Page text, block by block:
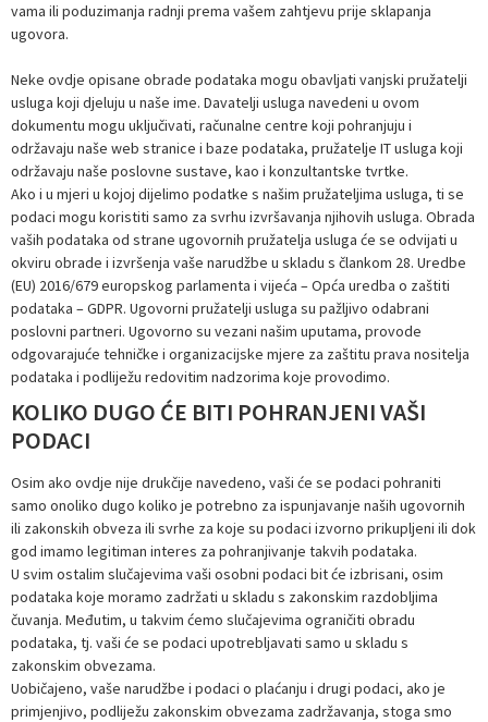
vama ili poduzimanja radnji prema vašem zahtjevu prije sklapanja
ugovora.
Neke ovdje opisane obrade podataka mogu obavljati vanjski pružatelji
usluga koji djeluju u naše ime. Davatelji usluga navedeni u ovom
dokumentu mogu uključivati, računalne centre koji pohranjuju i
održavaju naše web stranice i baze podataka, pružatelje IT usluga koji
održavaju naše poslovne sustave, kao i konzultantske tvrtke.
Ako i u mjeri u kojoj dijelimo podatke s našim pružateljima usluga, ti se
podaci mogu koristiti samo za svrhu izvršavanja njihovih usluga. Obrada
vaših podataka od strane ugovornih pružatelja usluga će se odvijati u
okviru obrade i izvršenja vaše narudžbe u skladu s člankom 28. Uredbe
(EU) 2016/679 europskog parlamenta i vijeća – Opća uredba o zaštiti
podataka – GDPR. Ugovorni pružatelji usluga su pažljivo odabrani
poslovni partneri. Ugovorno su vezani našim uputama, provode
odgovarajuće tehničke i organizacijske mjere za zaštitu prava nositelja
podataka i podliježu redovitim nadzorima koje provodimo.
KOLIKO DUGO ĆE BITI POHRANJENI VAŠI
PODACI
Osim ako ovdje nije drukčije navedeno, vaši će se podaci pohraniti
samo onoliko dugo koliko je potrebno za ispunjavanje naših ugovornih
ili zakonskih obveza ili svrhe za koje su podaci izvorno prikupljeni ili dok
god imamo legitiman interes za pohranjivanje takvih podataka.
U svim ostalim slučajevima vaši osobni podaci bit će izbrisani, osim
podataka koje moramo zadržati u skladu s zakonskim razdobljima
čuvanja. Međutim, u takvim ćemo slučajevima ograničiti obradu
podataka, tj. vaši će se podaci upotrebljavati samo u skladu s
zakonskim obvezama.
Uobičajeno, vaše narudžbe i podaci o plaćanju i drugi podaci, ako je
primjenjivo, podliježu zakonskim obvezama zadržavanja, stoga smo